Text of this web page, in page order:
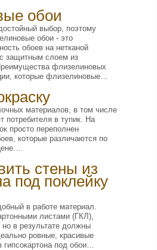
обои
выбор, поэтому
обои - это
обоев на нетканой
защитным слоем из
флизелиновых
которые флизелиновые…
материалов, в том числе
потребителя в тупик. На
просто переполнен
которые различаются по
стены из
под поклейку
в работе материал.
листами (ГКЛ),
но в результате должны
ровные, красивые
под обои…